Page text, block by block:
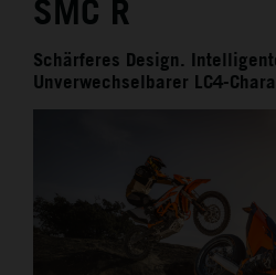
SMC R
Schärferes Design.
Unverwechselbarer LC4-